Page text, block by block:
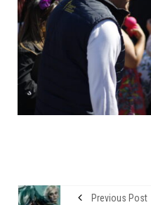
Previous Post